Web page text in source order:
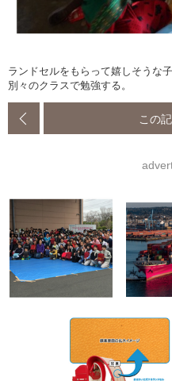
ランドセルをもらって嬉しそうな
別々のクラスで勉強する。
この